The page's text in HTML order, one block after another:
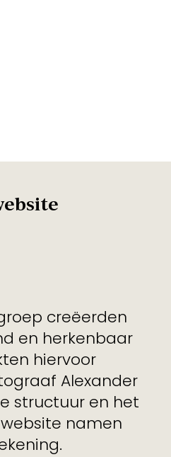
creëerden
en herkenbaar
hiervoor
Alexander
structuur en het
namen